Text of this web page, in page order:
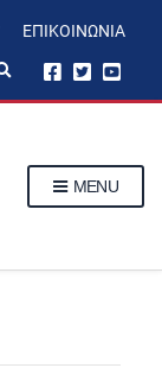
ΕΠΙΚΟΙΝΩΝΊΑ
p
MENU